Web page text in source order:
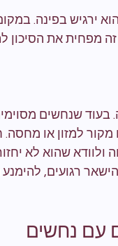
ירגיש בפינה.
מפחית את הסיכון
שנחשים
למזון או מחסה.
שהוא לא
רגועים, להימנע
עם נחשים